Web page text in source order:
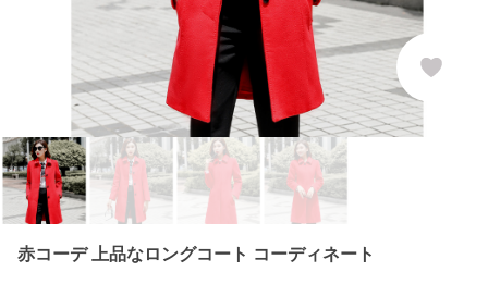
赤コーデ 上品なロングコート コーディネート